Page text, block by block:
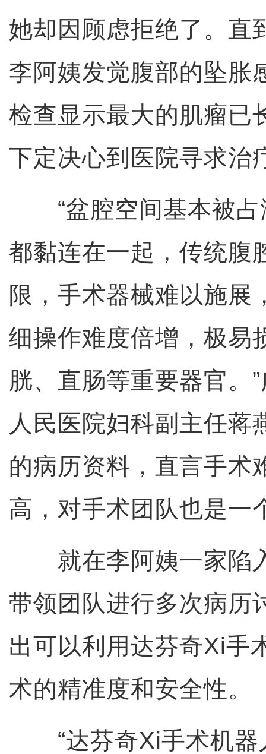
她却因顾虑拒绝了。直
李阿姨发觉腹部的坠胀
检查显示最大的肌瘤已
下定决心到医院寻求治
“盆腔空间基本被占
都黏连在一起，传统腹
限，手术器械难以施展
细操作难度倍增，极易
胱、直肠等重要器官。
人民医院妇科副主任蒋
的病历资料，直言手术
高，对手术团队也是一
就在李阿姨一家陷
带领团队进行多次病历
出可以利用达芬奇Xi手
术的精准度和安全性。
“达芬奇Xi手术机器